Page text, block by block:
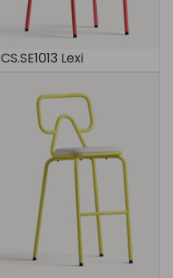
CS.SE1013 Lexi